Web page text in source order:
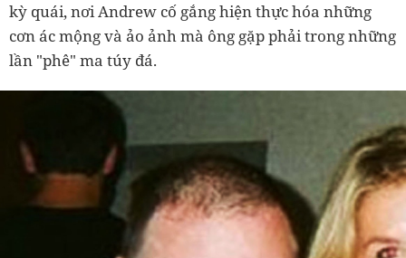
kỳ quái, nơi Andrew cố gắng hiện thực hóa những
cơn ác mộng và ảo ảnh mà ông gặp phải trong những
lần "phê" ma túy đá.